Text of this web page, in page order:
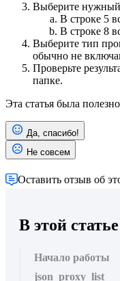
Выберите нужный
В строке 5
В строке 8
Выберите тип
обычно не
Проверьте
папке.
Эта статья была
Да, спасибо!
Не совсем
Оставить отзыв об
В этой
Начало работы
json_proxy_list